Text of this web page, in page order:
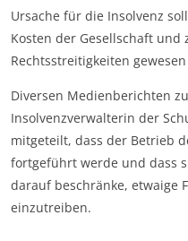
Ursache für die Insolvenz
Kosten der Gesellschaft und
Rechtsstreitigkeiten
Diversen Medienberichten
Insolvenzverwalterin der
mitgeteilt, dass der Betrieb
fortgeführt werde und dass
darauf beschränke, etwaige
einzutreiben.